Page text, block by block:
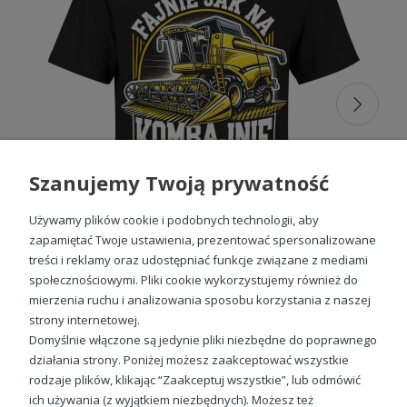
W naszej ofercie znajdziesz różnorodne wzory i kolory,
które pozwalają wyrazić Twój indywidualny styl i pasję.
Dodatkowo, regularnie aktualizujemy naszą kolekcję, abyś
zawsze miał dostęp do najnowszych i najbardziej modnych
motywów związanym z rolnictwem.
Jeśli chcesz wyrazić swoją pasję do rolnictwa i jednocześnie
nosić stylową, a przy tym niezwykle wygodną
męską z nadrukiem, serdecznie zapraszamy do
shirty to nie tylko wyraz Twojej miłości do rolnictwa
ale także połączenie funkcjonalności, komfortu i
Koszulki rolnicze z nadrukiem —
idealny pomysł na prezent dla
rolnika
Koszulki męskie z nadrukamiz motywami rolniczymi
to doskonały pomysł na prezent dla rolnika lub osoby, która
najlepiej czuje się z dala od miast, w sercu rodzinnej wsi.
Modele dostępne w ofercie Escobart w szczególności
spodobają się tym, którzy na co dzień — z zawodu lub z
Fajnie jak na kombajnie dla kombajnisty Męska koszulka
Szanujemy Twoją prywatność
Używamy plików cookie i podobnych technologii, aby
zapamiętać Twoje ustawienia, prezentować spersonalizowane
treści i reklamy oraz udostępniać funkcje związane z mediami
społecznościowymi. Pliki cookie wykorzystujemy również do
mierzenia ruchu i analizowania sposobu korzystania z naszej
strony internetowej.
Domyślnie włączone są jedynie pliki niezbędne do poprawnego
działania strony. Poniżej możesz zaakceptować wszystkie
rodzaje plików, klikając “Zaakceptuj wszystkie”, lub odmówić
ich używania (z wyjątkiem niezbędnych). Możesz też